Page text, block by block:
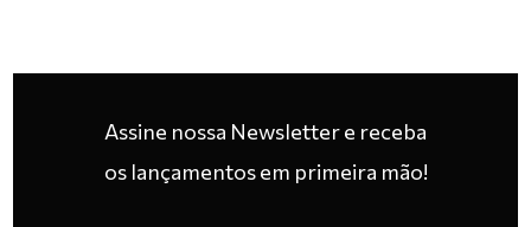
Assine nossa Newsletter e receba
os lançamentos em primeira mão!